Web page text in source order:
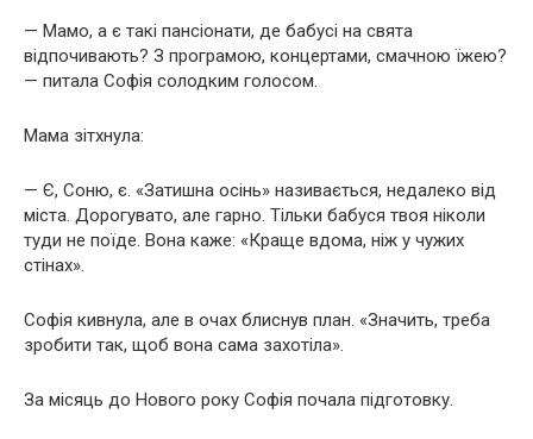
— Мамо, а є такі пансіонати, де бабусі на свята
відпочивають? З програмою, концертами, смачною їжею?
— питала Софія солодким голосом.
Мама зітхнула:
— Є, Соню, є. «Затишна осінь» називається, недалеко від
міста. Дорогувато, але гарно. Тільки бабуся твоя ніколи
туди не поїде. Вона каже: «Краще вдома, ніж у чужих
стінах».
Софія кивнула, але в очах блиснув план. «Значить, треба
зробити так, щоб вона сама захотіла».
За місяць до Нового року Софія почала підготовку.